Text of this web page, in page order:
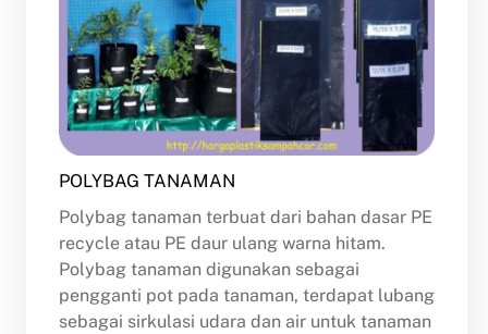
POLYBAG TANAMAN
Polybag tanaman terbuat dari bahan dasar PE
recycle atau PE daur ulang warna hitam.
Polybag tanaman digunakan sebagai
pengganti pot pada tanaman, terdapat lubang
sebagai sirkulasi udara dan air untuk tanaman